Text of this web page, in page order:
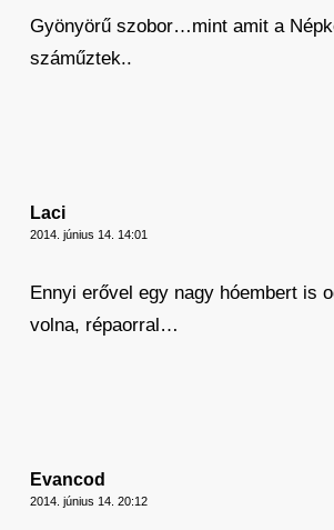
Gyönyörű szobor…mint amit a
száműztek..
Laci
2014. június 14. 14:01
Ennyi erővel egy nagy hóembert is
volna, répaorral…
Evancod
2014. június 14. 20:12